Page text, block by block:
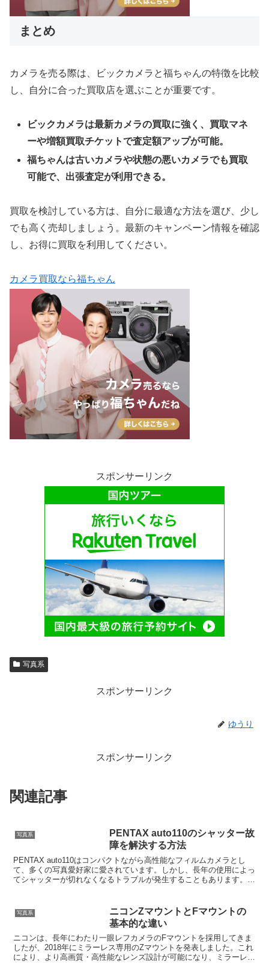
まとめ
カメラを売る際は、ビックカメラと福ちゃんの特徴を比較
し、自分に合った買取店を選ぶことが重要です。
ビックカメラは最新カメラの買取に強く、買取マネ
ーや増額買取チケットで査定額アップが可能。
福ちゃんは古いカメラや状態の悪いカメラでも買取
可能で、出張査定が利用できる。
買取を検討している方は、自分に最適な方法を選び、少し
でも高く売却しましょう。最新のキャンペーン情報を確認
し、お得に買取を利用してください。
カメラ買取なら福ちゃん
スポンサーリンク
写真系
スポンサーリンク
ゆうり
スポンサーリンク
関連記事
写真系
PENTAX auto110のシャッター故
障を解決する方法
PENTAX auto110はコンパクトながら高性能なフィルムカメラとし
て、多くの写真愛好家に愛されています。しかし、長年の使用によっ
てシャッターが切れなくなるトラブルが発生することもあります。本
写真系
ニコンZマウントとFマウントの
基本的な違い
ニコンは、長年にわたり一眼レフカメラのFマウントを採用してきま
したが、2018年にミラーレス専用のZマウントを発表しました。これ
により、より高画質・高性能なレンズ設計が可能になり、ミラーレス